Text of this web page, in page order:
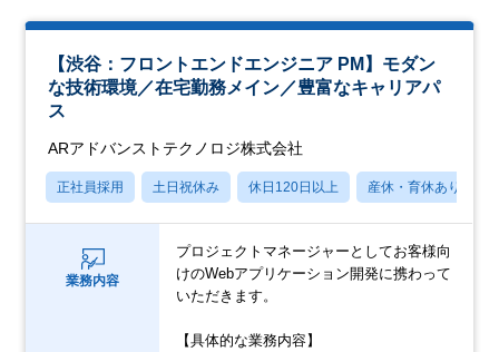
【渋谷：フロントエンドエンジニア PM】モダン
な技術環境／在宅勤務メイン／豊富なキャリアパ
ス
ARアドバンストテクノロジ株式会社
正社員採用 土日祝休み 休日120日以上 産休・育休あり
業務内容
プロジェクトマネージャーとしてお客様向
けのWebアプリケーション開発に携わって
いただきます。
【具体的な業務内容】